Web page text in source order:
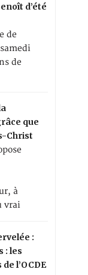
d’été
de
de
que
Christ
à
vrai
:
: les
l’OCDE